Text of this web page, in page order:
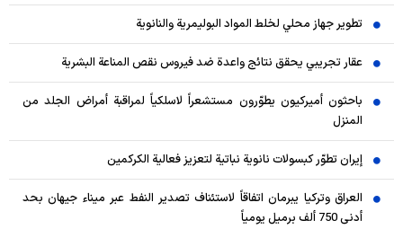
تطوير جهاز محلي لخلط المواد البوليمرية والنانوية
عقار تجريبي يحقق نتائج واعدة ضد فيروس نقص المناعة البشرية
باحثون أميركيون يطوّرون مستشعراً لاسلكياً لمراقبة أمراض الجلد من
المنزل
إيران تطوّر كبسولات نانوية نباتية لتعزيز فعالية الكركمين
العراق وتركيا يبرمان اتفاقاً لاستئناف تصدير النفط عبر ميناء جيهان بحد
أدنى 750 ألف برميل يومياً